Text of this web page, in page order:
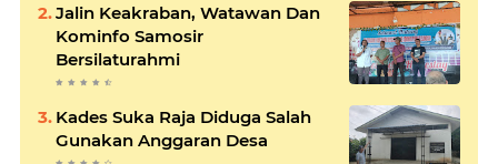
Jalin Keakraban, Watawan Dan
Kominfo Samosir
Bersilaturahmi
Kades Suka Raja Diduga Salah
Gunakan Anggaran Desa